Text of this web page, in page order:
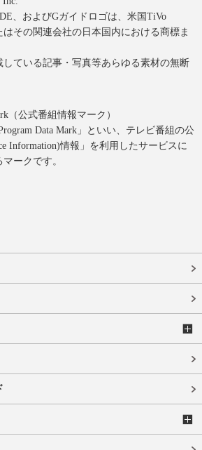
、およびGガイドロゴは、米国TiVo
はその関連会社の日本国内における商標ま
している記事・写真等あらゆる素材の無断
（公式番組情報マーク）
Data Mark」といい、テレビ番組の公
Information)情報」を利用したサービスに
ークです。